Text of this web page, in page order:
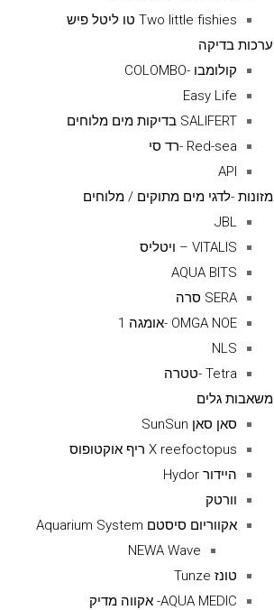
Two little fishies טו ליטל פיש
ערכות בדיקה
קולומבו -COLOMBO
Easy Life
SALIFERT בדיקות מים מלוחים
Red-sea -רד סי
API
מזונות -לדגי מים מתוקים / מלוחים
JBL
VITALIS – ויטליס
AQUA BITS
SERA סרה
OMGA NOE -אומגה 1
NLS
Tetra -טטרה
משאבות גלים
סאן סאן SunSun
X reefoctopus ריף אוקטופוס
היידור Hydor
וורטק
אקווריום סיסטם Aquarium System
NEWA Wave
טונז Tunze
AQUA MEDIC- אקווה מדיק